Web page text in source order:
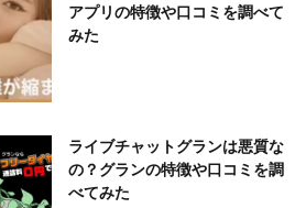
アプリの特徴や口コミを調べて
みた
ライブチャットグランは悪質な
の？グランの特徴や口コミを調
べてみた